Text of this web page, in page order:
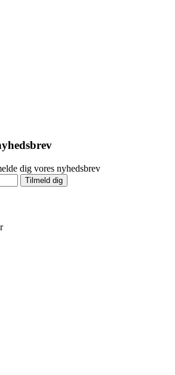
dig vores nyhedsbrev
Tilmeld dig